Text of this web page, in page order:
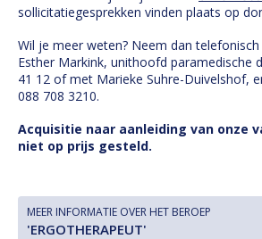
sollicitatiegesprekken vinden plaats op
Wil je meer weten? Neem dan
Esther Markink, unithoofd paramedische
41 12 of met Marieke Suhre-Duivelshof,
088 708 3210.
Acquisitie naar aanleiding van onze
niet op prijs gesteld.
MEER INFORMATIE OVER HET BEROEP
'ERGOTHERAPEUT'